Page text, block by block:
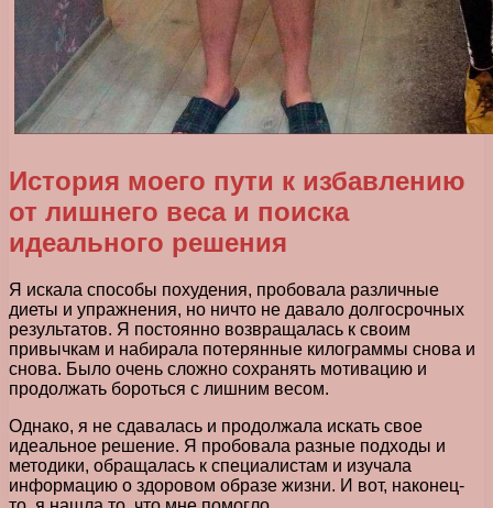
История моего пути к избавлению
от лишнего веса и поиска
идеального решения
Я искала способы похудения, пробовала различные
диеты и упражнения, но ничто не давало долгосрочных
результатов. Я постоянно возвращалась к своим
привычкам и набирала потерянные килограммы снова и
снова. Было очень сложно сохранять мотивацию и
продолжать бороться с лишним весом.
Однако, я не сдавалась и продолжала искать свое
идеальное решение. Я пробовала разные подходы и
методики, обращалась к специалистам и изучала
информацию о здоровом образе жизни. И вот, наконец-